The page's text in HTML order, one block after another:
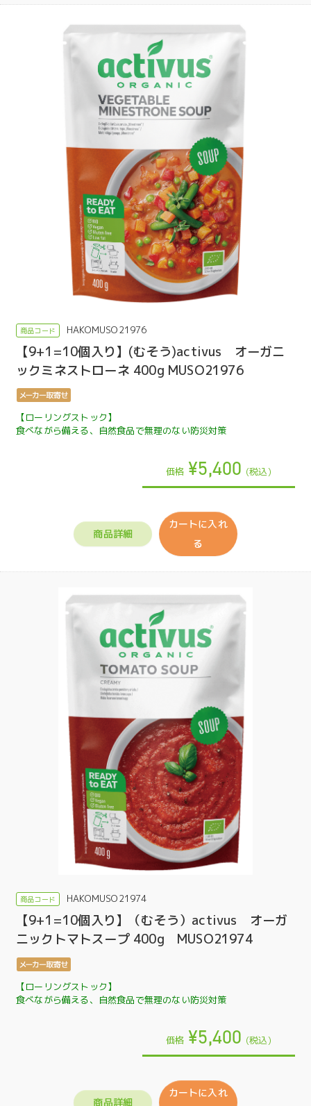
HAKOMUSO21976
【9+1=10個入り】(むそう)activus オーガニ
ックミネストローネ 400g MUSO21976
【ローリングストック】
食べながら備える、自然食品で無理のない防災対策
価格 ¥5,400 (税込)
商品詳細
カートに入れ
る
HAKOMUSO21974
【9+1=10個入り】（むそう）activus オーガ
ニックトマトスープ 400g MUSO21974
【ローリングストック】
食べながら備える、自然食品で無理のない防災対策
価格 ¥5,400 (税込)
商品詳細
カートに入れ